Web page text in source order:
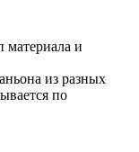
материала и
из разных
по